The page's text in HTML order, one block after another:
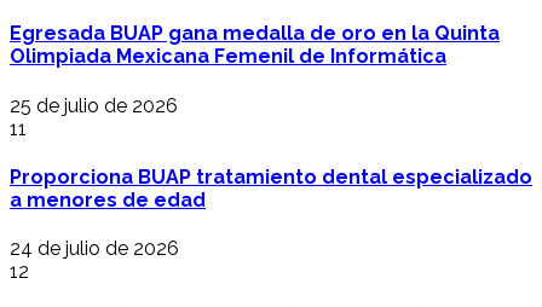
Egresada BUAP gana medalla de oro en la Quinta
Olimpiada Mexicana Femenil de Informática
25 de julio de 2026
11
Proporciona BUAP tratamiento dental especializado
a menores de edad
24 de julio de 2026
12